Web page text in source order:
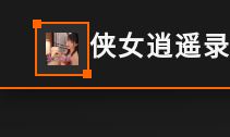
侠女逍遥录